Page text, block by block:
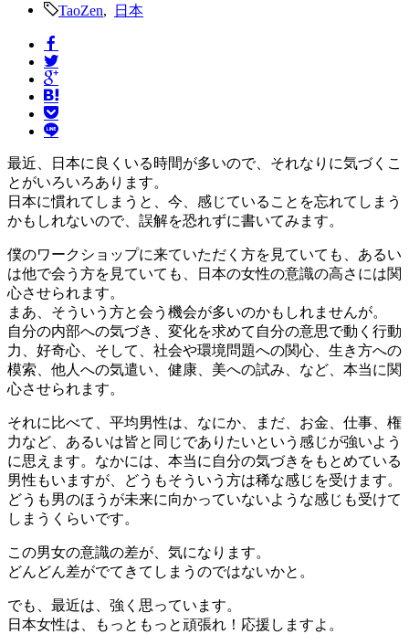
TaoZen
日本
最近、日本に良くいる時間が多いので、それなりに気づくこ
とがいろいろあります。
日本に慣れてしまうと、今、感じていることを忘れてしまう
かもしれないので、誤解を恐れずに書いてみます。
僕のワークショップに来ていただく方を見ていても、あるい
は他で会う方を見ていても、日本の女性の意識の高さには関
心させられます。
まあ、そういう方と会う機会が多いのかもしれませんが。
自分の内部への気づき、変化を求めて自分の意思で動く行動
力、好奇心、そして、社会や環境問題への関心、生き方への
模索、他人への気遣い、健康、美への試み、など、本当に関
心させられます。
それに比べて、平均男性は、なにか、まだ、お金、仕事、権
力など、あるいは皆と同じでありたいという感じが強いよう
に思えます。なかには、本当に自分の気づきをもとめている
男性もいますが、どうもそういう方は稀な感じを受けます。
どうも男のほうが未来に向かっていないような感じも受けて
しまうくらいです。
この男女の意識の差が、気になります。
どんどん差がでてきてしまうのではないかと。
でも、最近は、強く思っています。
日本女性は、もっともっと頑張れ！応援しますよ。